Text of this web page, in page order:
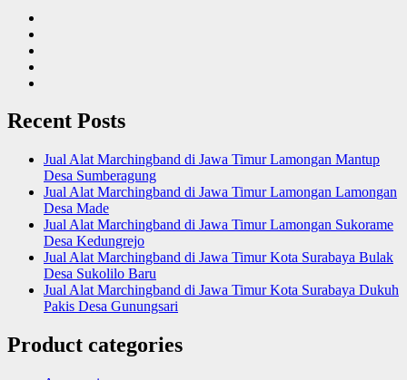
Recent Posts
Jual Alat Marchingband di Jawa Timur Lamongan Mantup
Desa Sumberagung
Jual Alat Marchingband di Jawa Timur Lamongan Lamongan
Desa Made
Jual Alat Marchingband di Jawa Timur Lamongan Sukorame
Desa Kedungrejo
Jual Alat Marchingband di Jawa Timur Kota Surabaya Bulak
Desa Sukolilo Baru
Jual Alat Marchingband di Jawa Timur Kota Surabaya Dukuh
Pakis Desa Gunungsari
Product categories